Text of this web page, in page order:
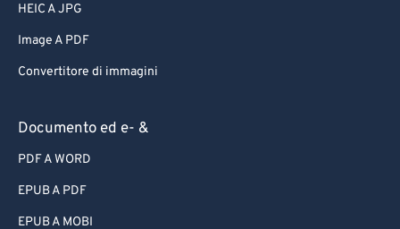
HEIC A JPG
Image A PDF
Convertitore di immagini
Documento ed e- &
PDF A WORD
EPUB A PDF
EPUB A MOBI